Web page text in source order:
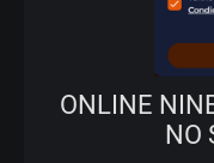
ОNLІNЕ
NО